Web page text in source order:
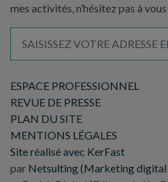
ESPACE PROFESSIONNEL
REVUE DE PRESSE
PLAN DU SITE
MENTIONS LÉGALES
Site réalisé avec KerFast
par Netsulting (Marketing digital
mes activités, n’hésitez pas à